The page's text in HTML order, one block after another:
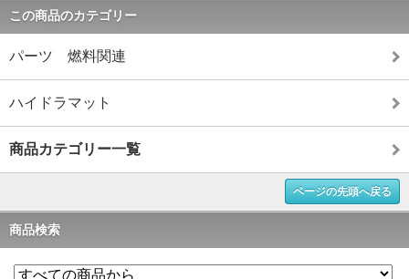
この商品のカテゴリー
パーツ 燃料関連
ハイドラマット
商品カテゴリー一覧
ページの先頭へ戻る
商品検索